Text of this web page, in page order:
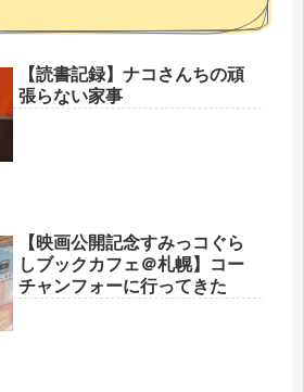
【読書記録】ナコさんちの頑
張らない家事
【映画公開記念すみっコぐら
しブックカフェ＠札幌】コー
チャンフォーに行ってきた